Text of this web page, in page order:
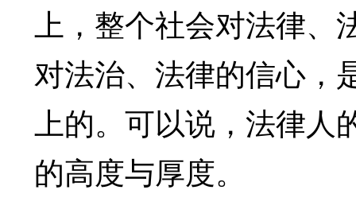
上，整个社会对法律、
对法治、法律的信心，
上的。可以说，法律人
的高度与厚度。